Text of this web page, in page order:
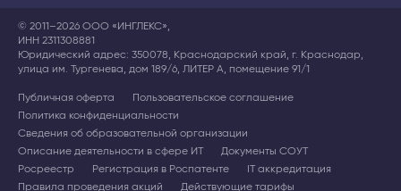
© 2011–2026 ООО «ИНГЛЕКС»,
ИНН 2311308881
Юридический адрес: 350078, Краснодарский край, г. Краснодар,
улица им. Тургенева, дом 189/6, ЛИТЕР А, помещение 91/1
Публичная оферта
Пользовательское соглашение
Политика конфиденциальности
Сведения об образовательной организации
Описание деятельности в сфере ИТ
Документы СОУТ
Росреестр
Регистрация в Роспатенте
IT аккредитация
Правила проведения акций
Действующие тарифы